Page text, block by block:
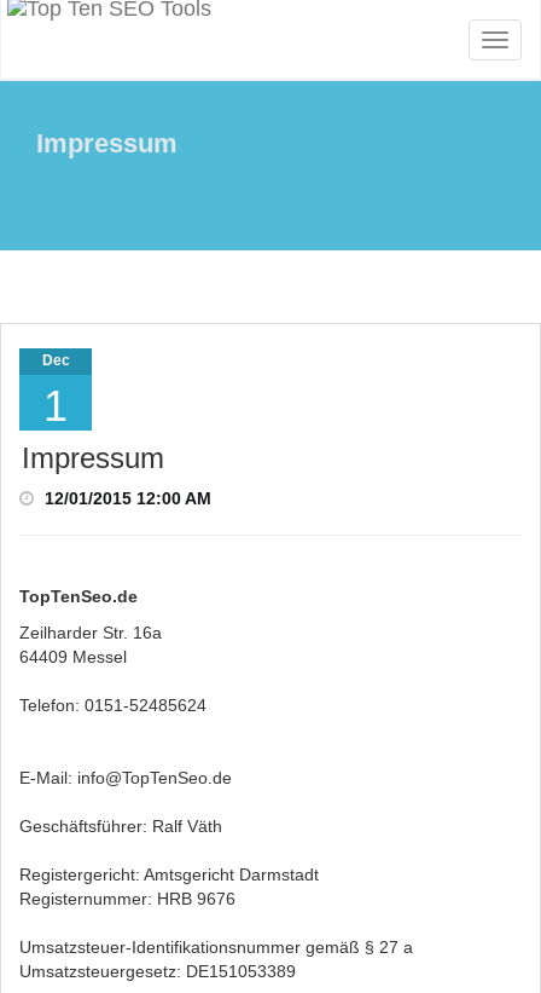
Impressum
Dec
1
Impressum
12/01/2015 12:00 AM
TopTenSeo.de
Zeilharder Str. 16a
64409 Messel
Telefon: 0151-52485624
E-Mail: info@TopTenSeo.de
Geschäftsführer: Ralf Väth
Registergericht: Amtsgericht Darmstadt
Registernummer: HRB 9676
Umsatzsteuer-Identifikationsnummer gemäß § 27 a
Umsatzsteuergesetz: DE151053389